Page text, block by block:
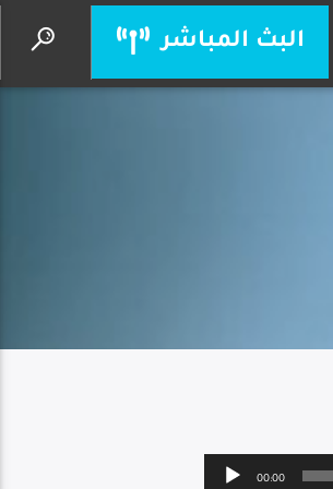
البث المباشر
Audio
00:00